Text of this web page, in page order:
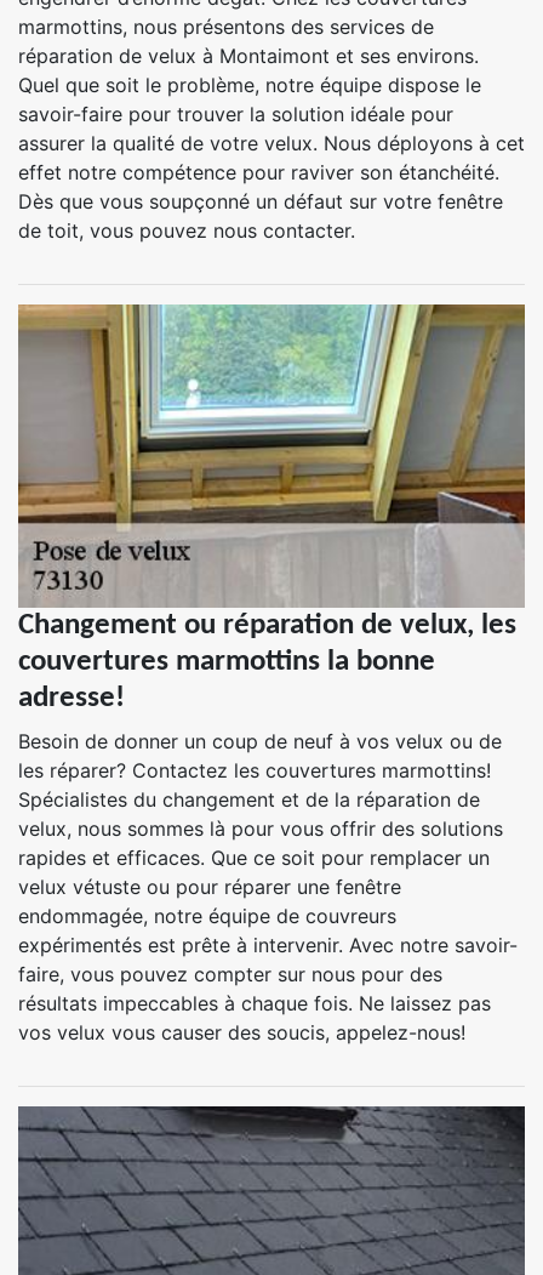
marmottins, nous présentons des services de
réparation de velux à Montaimont et ses environs.
Quel que soit le problème, notre équipe dispose le
savoir-faire pour trouver la solution idéale pour
assurer la qualité de votre velux. Nous déployons à cet
effet notre compétence pour raviver son étanchéité.
Dès que vous soupçonné un défaut sur votre fenêtre
de toit, vous pouvez nous contacter.
Changement ou réparation de velux, les
couvertures marmottins la bonne
adresse!
Besoin de donner un coup de neuf à vos velux ou de
les réparer? Contactez les couvertures marmottins!
Spécialistes du changement et de la réparation de
velux, nous sommes là pour vous offrir des solutions
rapides et efficaces. Que ce soit pour remplacer un
velux vétuste ou pour réparer une fenêtre
endommagée, notre équipe de couvreurs
expérimentés est prête à intervenir. Avec notre savoir-
faire, vous pouvez compter sur nous pour des
résultats impeccables à chaque fois. Ne laissez pas
vos velux vous causer des soucis, appelez-nous!